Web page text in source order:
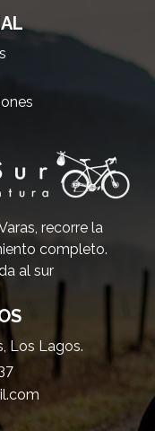
recorre la
completo.
al sur
Los Lagos.